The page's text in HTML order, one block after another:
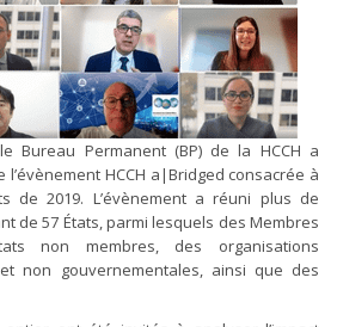
Bureau Permanent (BP) de la HCCH a
l’évènement HCCH a|Bridged consacrée à
de 2019. L’évènement a réuni plus de
de 57 États, parmi lesquels des Membres
non membres, des organisations
non gouvernementales, ainsi que des